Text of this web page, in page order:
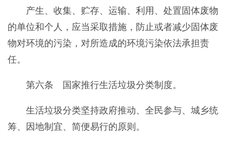
产生、收集、贮存、运输、利用、处置固体废物
的单位和个人，应当采取措施，防止或者减少固体废
物对环境的污染，对所造成的环境污染依法承担责
任。
第六条 国家推行生活垃圾分类制度。
生活垃圾分类坚持政府推动、全民参与、城乡统
筹、因地制宜、简便易行的原则。